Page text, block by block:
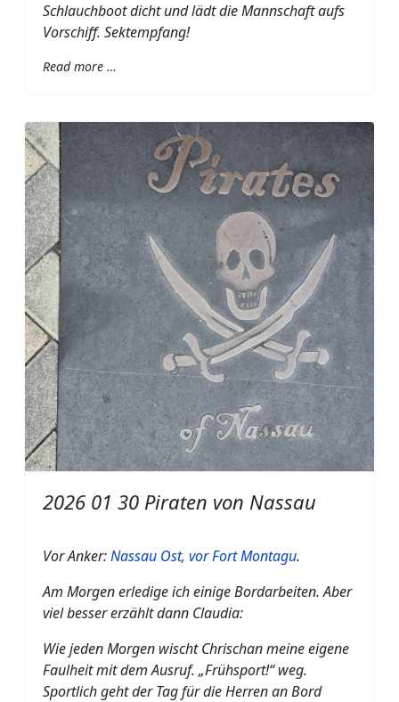
Schlauchboot dicht und lädt die Mannschaft aufs
Vorschiff. Sektempfang!
Read more …
2026 01 30 Piraten von Nassau
Vor Anker:Nassau Ost, vor Fort Montagu.
Am Morgen erledige ich einige Bordarbeiten. Aber
viel besser erzählt dann Claudia:
Wie jeden Morgen wischt Chrischan meine eigene
Faulheit mit dem Ausruf. „Frühsport!“ weg.
Sportlich geht der Tag für die Herren an Bord